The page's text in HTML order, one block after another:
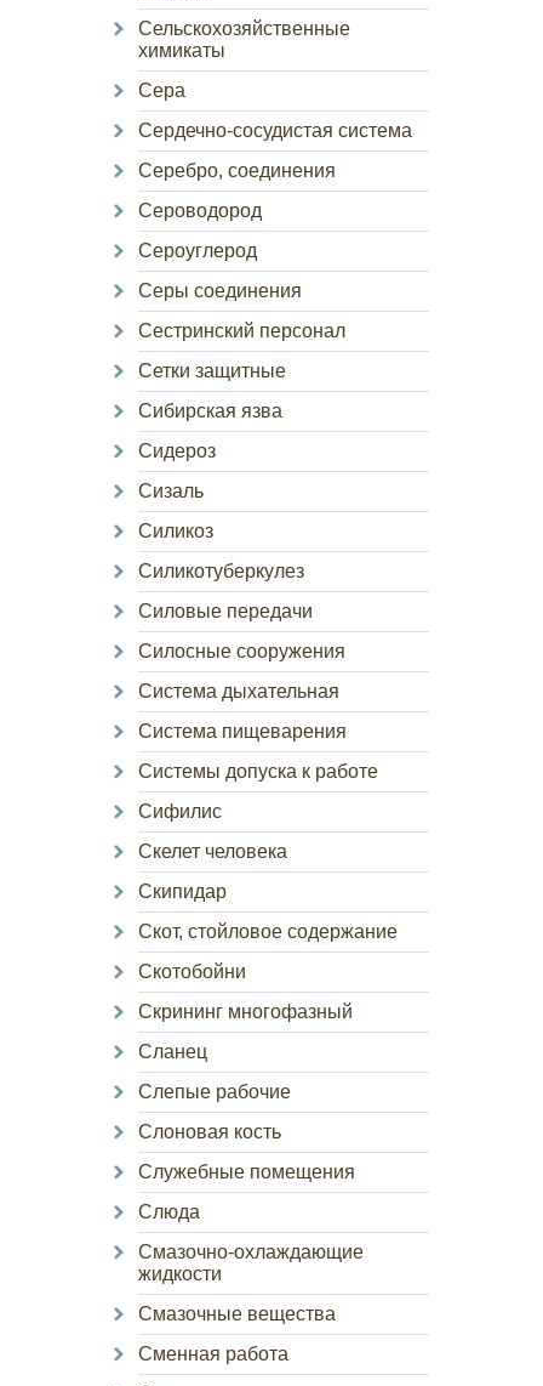
Сельскохозяйственные
химикаты
Сера
Сердечно-сосудистая система
Серебро, соединения
Сероводород
Сероуглерод
Серы соединения
Сестринский персонал
Сетки защитные
Сибирская язва
Сидероз
Сизаль
Силикоз
Силикотуберкулез
Силовые передачи
Силосные сооружения
Система дыхательная
Система пищеварения
Системы допуска к работе
Сифилис
Скелет человека
Скипидар
Скот, стойловое содержание
Скотобойни
Скрининг многофазный
Сланец
Слепые рабочие
Слоновая кость
Служебные помещения
Слюда
Смазочно-охлаждающие
жидкости
Смазочные вещества
Сменная работа